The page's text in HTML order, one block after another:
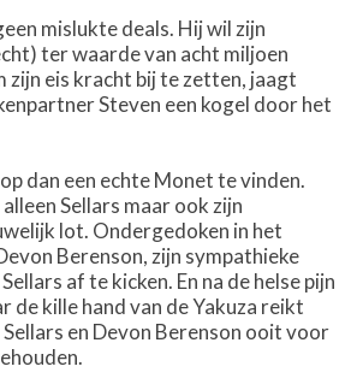
mislukte deals. Hij wil zijn
ter waarde van acht miljoen
zijn eis kracht bij te zetten, jaagt
Steven een kogel door het
dan een echte Monet te vinden.
Sellars maar ook zijn
lot. Ondergedoken in het
Berenson, zijn sympathieke
af te kicken. En na de helse pijn
de kille hand van de Yakuza reikt
en Devon Berenson ooit voor